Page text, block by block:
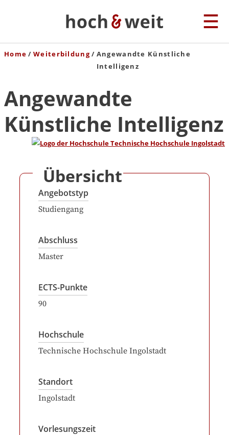
Home Weiterbildung
Angewandte Künstliche
Intelligenz
Angewandte
Künstliche Intelligenz
Übersicht
Angebotstyp
Studiengang
Abschluss
Master
ECTS-Punkte
90
Hochschule
Technische Hochschule Ingolstadt
Standort
Ingolstadt
Vorlesungszeit